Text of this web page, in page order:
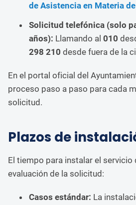
de Asistencia en Materia
Solicitud telefónica (solo
años): Llamando al 010
298 210 desde fuera de la
En el portal oficial del
proceso paso a paso para cada
solicitud.
Plazos de
El tiempo para instalar el servicio
evaluación de la solicitud:
Casos estándar: La